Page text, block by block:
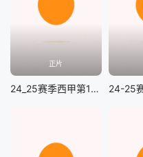
正片
24_25赛季西甲第14轮 毕尔巴鄂vs皇家社会